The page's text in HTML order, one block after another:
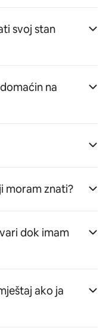
svoj stan
na
moram znati?
dok imam
ako ja